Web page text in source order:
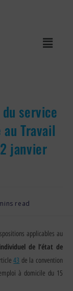
service
Travail
janvier
read
applicables au
de l’état de
43 de la convention
à domicile du 15